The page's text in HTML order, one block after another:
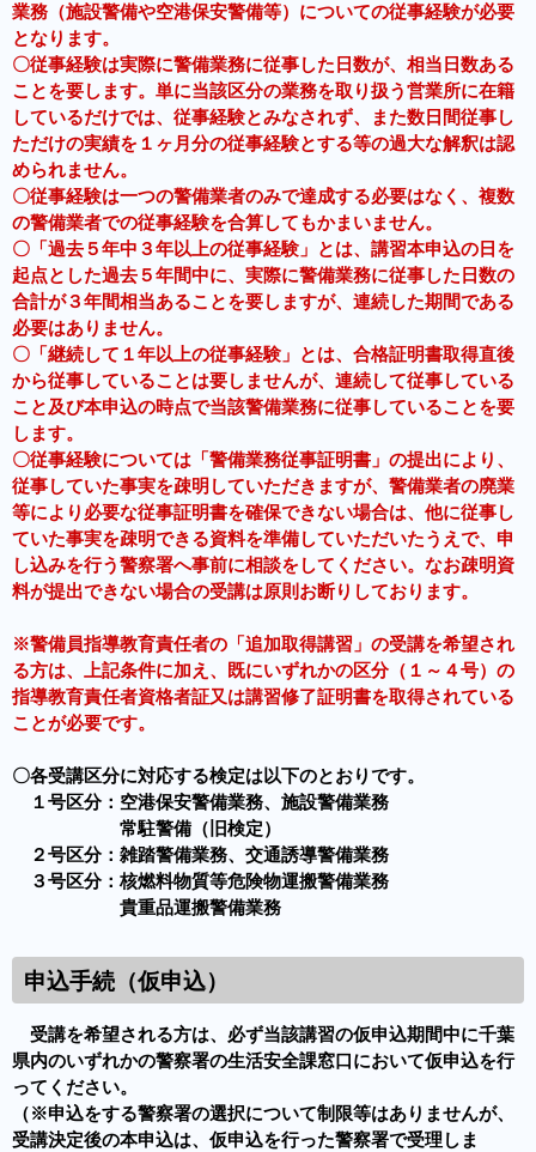
業務（施設警備や空港保安警備等）についての従事経験が必要
となります。
〇従事経験は実際に警備業務に従事した日数が、相当日数ある
ことを要します。単に当該区分の業務を取り扱う営業所に在籍
しているだけでは、従事経験とみなされず、また数日間従事し
ただけの実績を１ヶ月分の従事経験とする等の過大な解釈は認
められません。
〇従事経験は一つの警備業者のみで達成する必要はなく、複数
の警備業者での従事経験を合算してもかまいません。
〇「過去５年中３年以上の従事経験」とは、講習本申込の日を
起点とした過去５年間中に、実際に警備業務に従事した日数の
合計が３年間相当あることを要しますが、連続した期間である
必要はありません。
〇「継続して１年以上の従事経験」とは、合格証明書取得直後
から従事していることは要しませんが、連続して従事している
こと及び本申込の時点で当該警備業務に従事していることを要
します。
〇従事経験については「警備業務従事証明書」の提出により、
従事していた事実を疎明していただきますが、警備業者の廃業
等により必要な従事証明書を確保できない場合は、他に従事し
ていた事実を疎明できる資料を準備していただいたうえで、申
し込みを行う警察署へ事前に相談をしてください。なお疎明資
料が提出できない場合の受講は原則お断りしております。
※警備員指導教育責任者の「追加取得講習」の受講を希望され
る方は、上記条件に加え、既にいずれかの区分（１～４号）の
指導教育責任者資格者証又は講習修了証明書を取得されている
ことが必要です。
〇各受講区分に対応する検定は以下のとおりです。
１号区分：空港保安警備業務、施設警備業務
常駐警備（旧検定）
２号区分：雑踏警備業務、交通誘導警備業務
３号区分：核燃料物質等危険物運搬警備業務
貴重品運搬警備業務
申込手続（仮申込）
受講を希望される方は、必ず当該講習の仮申込期間中に千葉
県内のいずれかの警察署の生活安全課窓口において仮申込を行
ってください。
（※申込をする警察署の選択について制限等はありませんが、
受講決定後の本申込は、仮申込を行った警察署で受理しま